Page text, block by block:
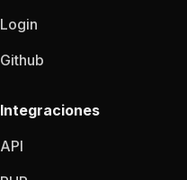
Login
Github
Integraciones
API